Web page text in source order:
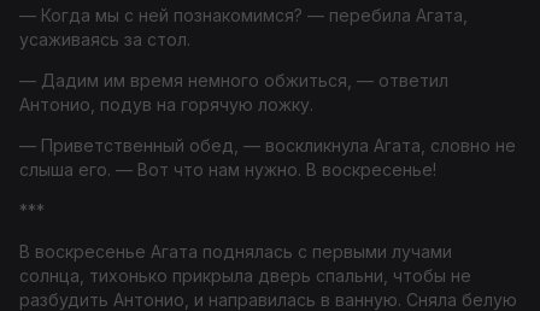
— Когда мы с ней познакомимся? — перебила Агата,
усаживаясь за стол.
— Дадим им время немного обжиться, — ответил
Антонио, подув на горячую ложку.
— Приветственный обед, — воскликнула Агата, словно не
слыша его. — Вот что нам нужно. В воскресенье!
***
В воскресенье Агата поднялась с первыми лучами
солнца, тихонько прикрыла дверь спальни, чтобы не
разбудить Антонио, и направилась в ванную. Сняла белую